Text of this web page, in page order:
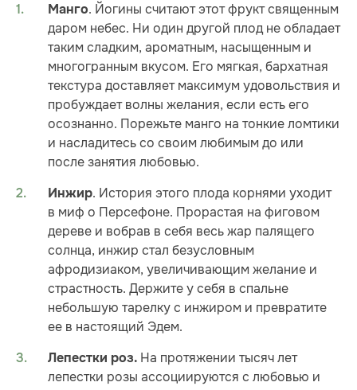
Манго. Йогины считают этот фрукт священным
даром небес. Ни один другой плод не обладает
таким сладким, ароматным, насыщенным и
многогранным вкусом. Его мягкая, бархатная
текстура доставляет максимум удовольствия и
пробуждает волны желания, если есть его
осознанно. Порежьте манго на тонкие ломтики
и насладитесь со своим любимым до или
после занятия любовью.
Инжир. История этого плода корнями уходит
в миф о Персефоне. Прорастая на фиговом
дереве и вобрав в себя весь жар палящего
солнца, инжир стал безусловным
афродизиаком, увеличивающим желание и
страстность. Держите у себя в спальне
небольшую тарелку с инжиром и превратите
ее в настоящий Эдем.
Лепестки роз. На протяжении тысяч лет
лепестки розы ассоциируются с любовью и